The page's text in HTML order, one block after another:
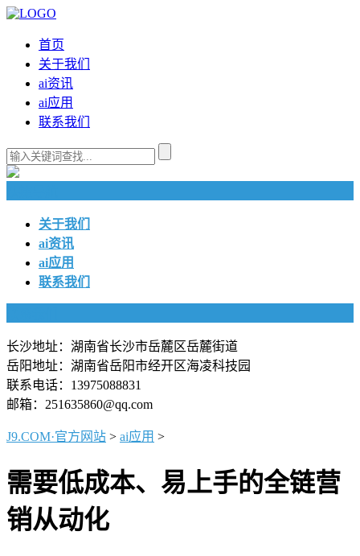
首页
关于我们
ai资讯
ai应用
联系我们
关于我们
ai资讯
ai应用
联系我们
长沙地址：湖南省长沙市岳麓区岳麓街道
岳阳地址：湖南省岳阳市经开区海凌科技园
联系电话：13975088831
邮箱：251635860@qq.com
J9.COM·官方网站 > ai应用 >
需要低成本、易上手的全链营
销从动化